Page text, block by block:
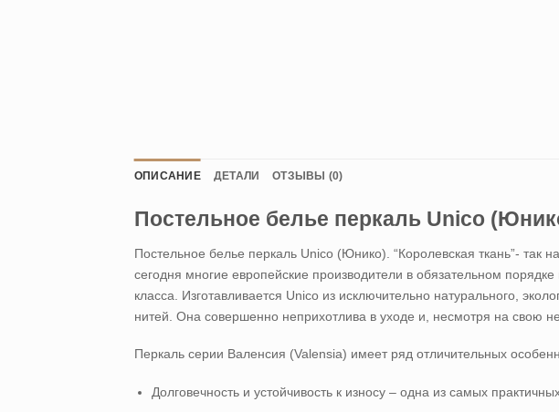
ОПИСАНИЕ ДЕТАЛИ ОТЗЫВЫ (0)
Постельное белье перкаль Unico
Постельное белье перкаль Unico (Юнико). “Королевская ткань”-
сегодня многие европейские производители в обязательном
класса. Изготавливается Unico из исключительно натурального,
нитей. Она совершенно неприхотлива в уходе и, несмотря на свою
Перкаль серии Валенсия (Valensia) имеет ряд отличительных
Долговечность и устойчивость к износу – одна из самых